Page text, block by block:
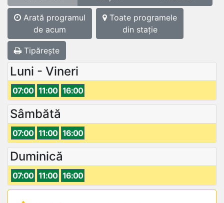
Arată programul
de acum
Toate programele
din stație
Tipărește
Luni - Vineri
07:00 11:00 16:00
Sâmbătă
07:00 11:00 16:00
Duminică
07:00 11:00 16:00